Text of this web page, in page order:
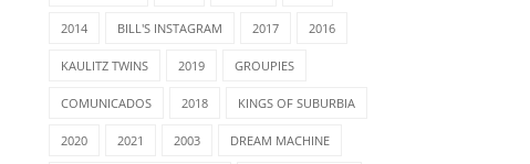
2014 BILL'S INSTAGRAM 2017 2016
KAULITZ TWINS 2019 GROUPIES
COMUNICADOS 2018 KINGS OF SUBURBIA
2020 2021 2003 DREAM MACHINE